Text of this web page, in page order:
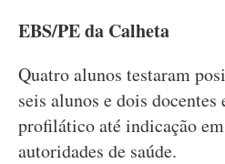
EBS/PE da Calheta
Quatro alunos testaram
seis alunos e dois
profilático até indicação
autoridades de saúde.